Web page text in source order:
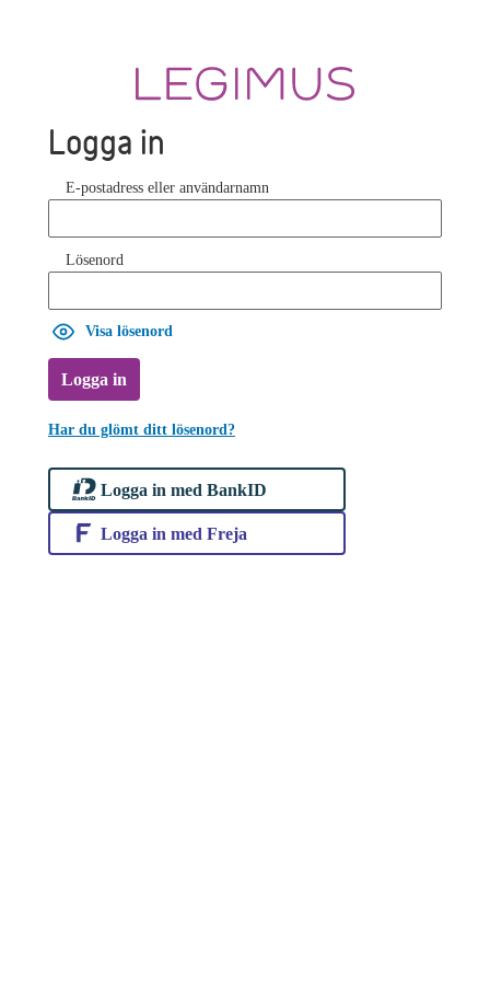
Logga in
E-postadress eller användarnamn
Lösenord
Visa lösenord
Logga in
Har du glömt ditt lösenord?
Logga in med BankID
Logga in med Freja